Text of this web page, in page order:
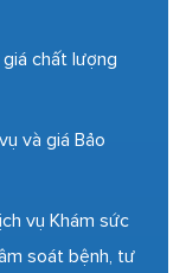
chất lượng
và giá Bảo
vụ Khám sức
soát bệnh, tư